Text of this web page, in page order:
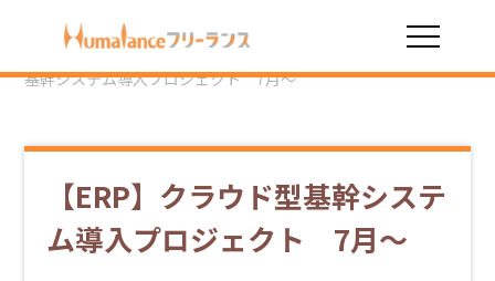
HOME 勤務スタイル
基幹システム導入プロジェクト 7月～
【ERP】クラウド型基幹システ
ム導入プロジェクト 7月～